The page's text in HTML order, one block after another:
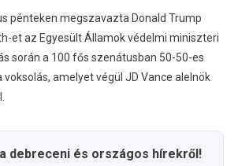
pénteken megszavazta Donald Trump
et az Egyesült Államok védelmi miniszteri
során a 100 fős szenátusban 50-50-es
amelyet végül JD Vance alelnök
debreceni és országos hírekről!